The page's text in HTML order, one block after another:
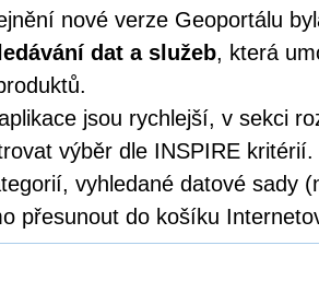
nové verze Geoportálu
dat a služeb, která
jsou rychlejší, v sekci
výběr dle INSPIRE
vyhledané datové sady
přesunout do košíku